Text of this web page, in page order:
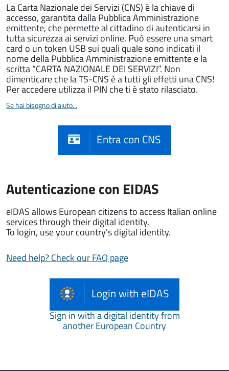
La Carta Nazionale dei Servizi (CNS) è la chiave di
accesso, garantita dalla Pubblica Amministrazione
emittente, che permette al cittadino di autenticarsi in
tutta sicurezza ai servizi online. Può essere una smart
card o un token USB sui quali quale sono indicati il
nome della Pubblica Amministrazione emittente e la
scritta “CARTA NAZIONALE DEI SERVIZI”. Non
dimenticare che la TS-CNS è a tutti gli effetti una CNS!
Per accedere utilizza il PIN che ti è stato rilasciato.
Se hai bisogno di aiuto...
Entra con CNS
Autenticazione con EIDAS
eIDAS allows European citizens to access Italian online
services through their digital identity.
To login, use your country's digital identity.
Need help? Check our FAQ page
Login with eIDAS
Sign in with a digital identity from
another European Country